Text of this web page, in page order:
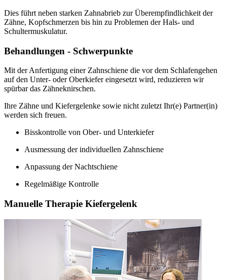
Dies führt neben starken Zahnabrieb zur Überempfindlichkeit der
Zähne, Kopfschmerzen bis hin zu Problemen der Hals- und
Schultermuskulatur.
Behandlungen - Schwerpunkte
Mit der Anfertigung einer Zahnschiene die vor dem Schlafengehen
auf den Unter- oder Oberkiefer eingesetzt wird, reduzieren wir
spürbar das Zähneknirschen.
Ihre Zähne und Kiefergelenke sowie nicht zuletzt Ihr(e) Partner(in)
werden sich freuen.
Bisskontrolle von Ober- und Unterkiefer
Ausmessung der individuellen Zahnschiene
Anpassung der Nachtschiene
Regelmäßige Kontrolle
Manuelle Therapie Kiefergelenk